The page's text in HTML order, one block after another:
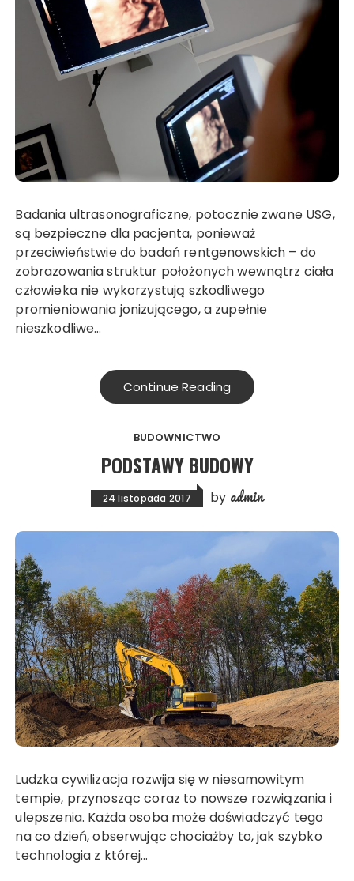
Badania ultrasonograficzne, potocznie zwane USG,
są bezpieczne dla pacjenta, ponieważ
przeciwieństwie do badań rentgenowskich – do
zobrazowania struktur położonych wewnątrz ciała
człowieka nie wykorzystują szkodliwego
promieniowania jonizującego, a zupełnie
nieszkodliwe…
Continue Reading
BUDOWNICTWO
PODSTAWY BUDOWY
24 listopada 2017 by admin
Ludzka cywilizacja rozwija się w niesamowitym
tempie, przynosząc coraz to nowsze rozwiązania i
ulepszenia. Każda osoba może doświadczyć tego
na co dzień, obserwując chociażby to, jak szybko
technologia z której…